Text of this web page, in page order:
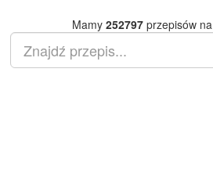
Mamy 252797przepisów na